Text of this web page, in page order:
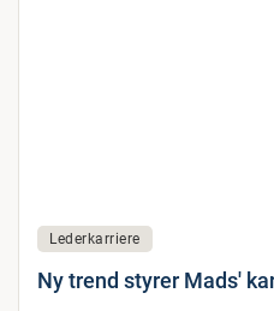
Lederkarriere
Ny trend styrer Mads'